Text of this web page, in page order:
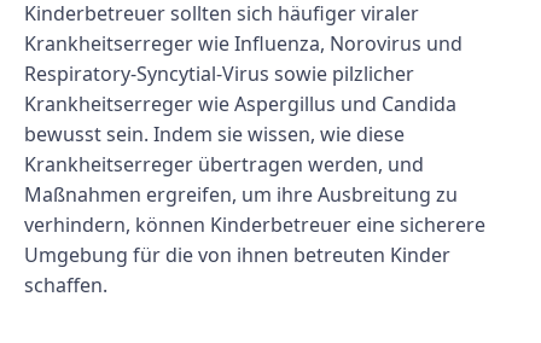
Kinderbetreuer sollten sich häufiger viraler
Krankheitserreger wie Influenza, Norovirus und
Respiratory-Syncytial-Virus sowie pilzlicher
Krankheitserreger wie Aspergillus und Candida
bewusst sein. Indem sie wissen, wie diese
Krankheitserreger übertragen werden, und
Maßnahmen ergreifen, um ihre Ausbreitung zu
verhindern, können Kinderbetreuer eine sicherere
Umgebung für die von ihnen betreuten Kinder
schaffen.